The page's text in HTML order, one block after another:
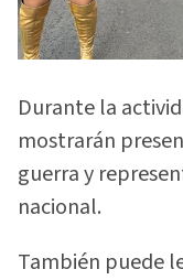
Durante la
mostrarán
guerra y
nacional.
También puede